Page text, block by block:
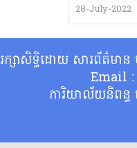
28-July-2022
រក្សាសិទ្ធិដោយ សារព័ត៌មា
Email
ការិយាល័យនិពន្ធ